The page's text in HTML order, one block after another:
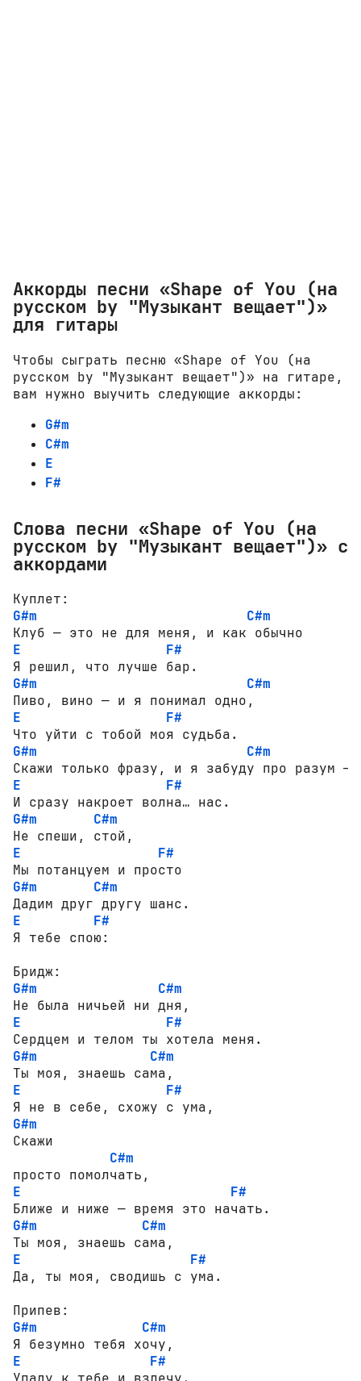
Аккорды песни «Shape of You (на
русском by "Музыкант вещает")»
для гитары
Чтобы сыграть песню «Shape of You (на
русском by "Музыкант вещает")» на гитаре,
вам нужно выучить следующие аккорды:
G#m
C#m
E
F#
Слова песни «Shape of You (на
русском by "Музыкант вещает")» с
аккордами
G#m
C#m
E
F#
G#m
C#m
E
F#
G#m
C#m
E
F#
G#m
C#m
E
F#
G#m
C#m
E
F#
Я тебе спою:
G#m
C#m
E
F#
G#m
C#m
E
F#
G#m
Скажи
C#m
E
F#
G#m
C#m
E
F#
Да, ты моя, сводишь с ума.
G#m
C#m
E
F#